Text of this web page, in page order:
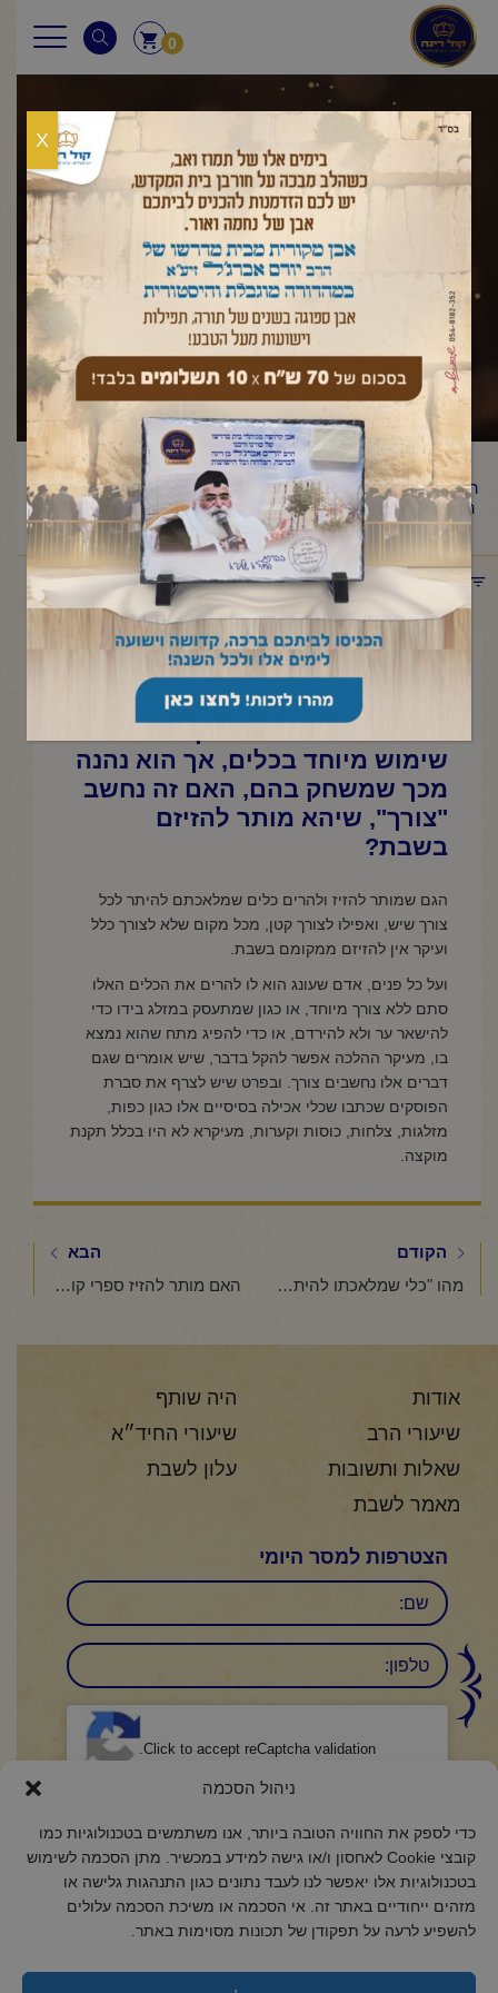
ניהול הסכמה
כדי לספק את החוויה הטובה ביותר, אנו משתמשים בטכנולוגיות כמו
קובצי Cookie לאחסון ו/או גישה למידע במכשיר. מתן הסכמה לשימוש
בטכנולוגיות אלו יאפשר לנו לעבד נתונים כגון התנהגות גלישה או
מזהים ייחודיים באתר זה. אי הסכמה או משיכת הסכמה עלולים
להשפיע לרעה על תפקודן של תכונות מסוימות באתר.
0
שאלות ותשובות
ראשי /שאלות ותשובות /שבת,מוקצה /מי שרוצה להזיז את
הכלים כגון מזלגות וסכינים סתם כך ללא שימוש מיוחד בכלים, אך
הוא נהנה מכך שמשחק בהם, האם זה נחשב "צורך", שיהא מותר
להזיזם בשבת?
תפריט קטגוריות
מי שרוצה להזיז את הכלים כגון
מזלגות וסכינים סתם כך ללא
שימוש מיוחד בכלים, אך הוא נהנה
מכך שמשחק בהם, האם זה נחשב
"צורך", שיהא מותר להזיזם
בשבת?
אוגוסט 6, 2023
הגם שמותר להזיז ולהרים כלים שמלאכתם להיתר לכל
צורך שיש, ואפילו לצורך קטן, מכל מקום שלא לצורך כלל
ועיקר אין להזיזם ממקומם בשבת.
ועל כל פנים, אדם שעונג הוא לו להרים את הכלים האלו
סתם ללא צורך מיוחד, או כגון שמתעסק במזלג בידו כדי
להישאר ער ולא להירדם, או כדי להפיג מתח שהוא נמצא
בו, מעיקר ההלכה אפשר להקל בדבר, שיש אומרים שגם
דברים אלו נחשבים צורך. ובפרט שיש לצרף את סברת
הפוסקים שכתבו שכלי אכילה בסיסיים אלו כגון כפות,
מזלגות, צלחות, כוסות וקערות, מעיקרא לא היו בכלל תקנת
מוקצה.
הקודם
מהו "כלי שמלאכתו להיתר", והאם מותר להזיזו בשבת קודש, גם כאשר אין צורך כלל בהזזת הכלי?
הבא
האם מותר להזיז ספרי קודש ללא שום צורך?
אודות
היה שותף
שיעורי הרב
שיעורי החיד״א
שאלות ותשובות
עלון לשבת
מאמר לשבת
הצטרפות למסר היומי
שם
טלפון:
Click to accept reCaptcha validation.
אני מאשר/ת כי קראתי והבנתי אתמדיניות הפרטיותואני מסכים/ה לתנאיה.
X